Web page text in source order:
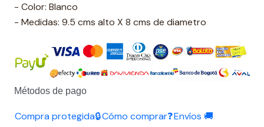
- Color: Blanco
- Medidas: 9.5 cms alto X 8 cms de diametro
Métodos de pago
Compra protegida🔒Cómo comprar❓Envíos 🚚